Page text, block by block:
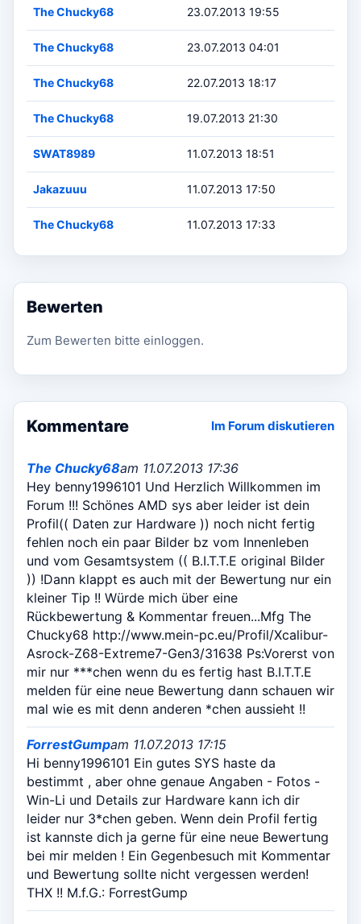
The Chucky68 23.07.2013 19:55
The Chucky68 23.07.2013 04:01
The Chucky68 22.07.2013 18:17
The Chucky68 19.07.2013 21:30
SWAT8989 11.07.2013 18:51
Jakazuuu 11.07.2013 17:50
The Chucky68 11.07.2013 17:33
Bewerten
Zum Bewerten bitte einloggen.
Kommentare Im Forum diskutieren
The Chucky68am 11.07.2013 17:36
Hey benny1996101 Und Herzlich Willkommen im
Forum !!! Schönes AMD sys aber leider ist dein
Profil(( Daten zur Hardware )) noch nicht fertig
fehlen noch ein paar Bilder bz vom Innenleben
und vom Gesamtsystem (( B.I.T.T.E original Bilder
)) !Dann klappt es auch mit der Bewertung nur ein
kleiner Tip !! Würde mich über eine
Rückbewertung & Kommentar freuen...Mfg The
Chucky68 http://www.mein-pc.eu/Profil/Xcalibur-
Asrock-Z68-Extreme7-Gen3/31638 Ps:Vorerst von
mir nur ***chen wenn du es fertig hast B.I.T.T.E
melden für eine neue Bewertung dann schauen wir
mal wie es mit denn anderen *chen aussieht !!
ForrestGumpam 11.07.2013 17:15
Hi benny1996101 Ein gutes SYS haste da
bestimmt , aber ohne genaue Angaben - Fotos -
Win-Li und Details zur Hardware kann ich dir
leider nur 3*chen geben. Wenn dein Profil fertig
ist kannste dich ja gerne für eine neue Bewertung
bei mir melden ! Ein Gegenbesuch mit Kommentar
und Bewertung sollte nicht vergessen werden!
THX !! M.f.G.: ForrestGump